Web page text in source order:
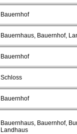
Bauernhof
Bauernhaus, Bauernhof,
Bauernhof
Schloss
Bauernhof
Bauernhaus, Bauernhof,
Landhaus